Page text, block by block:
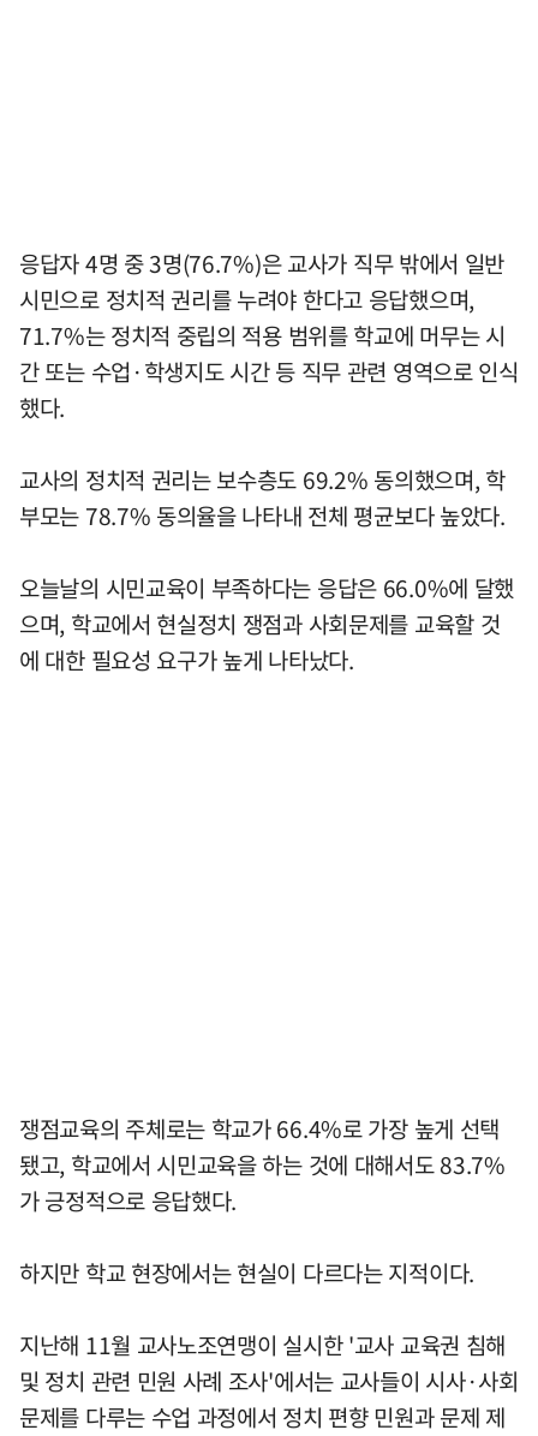
응답자 4명 중 3명(76.7%)은 교사가 직무 밖에서 일반
시민으로 정치적 권리를 누려야 한다고 응답했으며,
71.7%는 정치적 중립의 적용 범위를 학교에 머무는 시
간 또는 수업·학생지도 시간 등 직무 관련 영역으로 인식
했다.
교사의 정치적 권리는 보수층도 69.2% 동의했으며, 학
부모는 78.7% 동의율을 나타내 전체 평균보다 높았다.
오늘날의 시민교육이 부족하다는 응답은 66.0%에 달했
으며, 학교에서 현실정치 쟁점과 사회문제를 교육할 것
에 대한 필요성 요구가 높게 나타났다.
쟁점교육의 주체로는 학교가 66.4%로 가장 높게 선택
됐고, 학교에서 시민교육을 하는 것에 대해서도 83.7%
가 긍정적으로 응답했다.
하지만 학교 현장에서는 현실이 다르다는 지적이다.
지난해 11월 교사노조연맹이 실시한 '교사 교육권 침해
및 정치 관련 민원 사례 조사'에서는 교사들이 시사·사회
문제를 다루는 수업 과정에서 정치 편향 민원과 문제 제